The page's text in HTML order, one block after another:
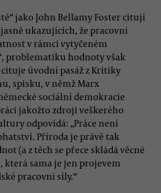
jako John Bellamy Foster citují
ukazujících, že pracovní
v rámci vytyčeném
problematiku hodnoty však
cituje úvodní pasáž z Kritiky
spisku, v němž Marx
sociální demokracie
jakožto zdroji veškerého
odpovídá: „Práce není
Příroda je právě tak
(a z těch se přece skládá věcné
sama je jen projevem
pracovní síly.“